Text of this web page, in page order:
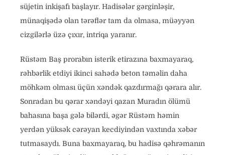
süjetin inkişafı başlayır. Hadisələr gərginləşir,
münaqişədə olan tərəflər tam da olmasa, müəyyən
cizgilərlə üzə çıxır, intriqa yaranır.
Rüstəm Baş prorabın isterik etirazına baxmayaraq,
rəhbərlik etdiyi ikinci sahədə beton təməlin daha
möhkəm olması üçün xəndək qazdırmağı qərara alır.
Sonradan bu qərar xəndəyi qazan Muradın ölümü
bahasına başa gələ bilərdi, əgər Rüstəm həmin
yerdən yüksək cərəyan kecdiyindən vaxtında xəbər
tutmasaydı. Buna baxmayaraq, bu hadisə qəhrəmanın